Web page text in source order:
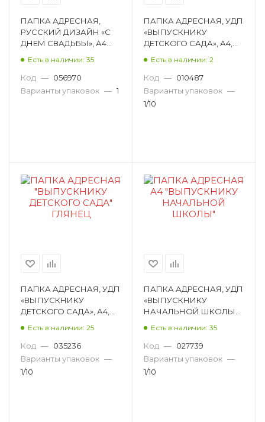
ПАПКА АДРЕСНАЯ,
РУССКИЙ ДИЗАЙН «С
ДНЕМ СВАДЬБЫ», А4
Есть в наличии: 35
Код — 056970
Варианты упаковок — 1
ПАПКА АДРЕСНАЯ, УДП
«ВЫПУСКНИКУ
ДЕТСКОГО САДА», А4,
А-4029П
Есть в наличии: 2
Код — 010487
Варианты упаковок —
1/10
ПАПКА АДРЕСНАЯ, УДП
«ВЫПУСКНИКУ
ДЕТСКОГО САДА», А4,
А4112П
Есть в наличии: 25
Код — 035236
Варианты упаковок —
1/10
ПАПКА АДРЕСНАЯ, УДП
«ВЫПУСКНИКУ
НАЧАЛЬНОЙ ШКОЛЫ»,
КАРТОН, РИСУНОК
А4066П
Есть в наличии: 35
Код — 027739
Варианты упаковок —
1/10